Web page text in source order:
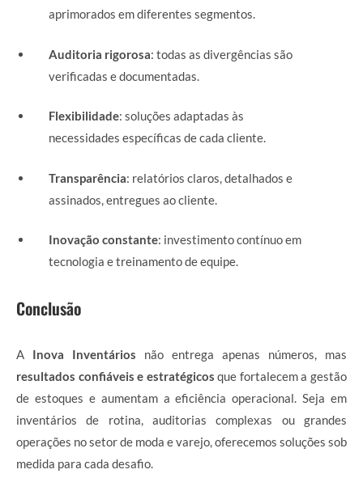
aprimorados em diferentes segmentos.
Auditoria rigorosa: todas as divergências são
verificadas e documentadas.
Flexibilidade: soluções adaptadas às
necessidades específicas de cada cliente.
Transparência: relatórios claros, detalhados e
assinados, entregues ao cliente.
Inovação constante: investimento contínuo em
tecnologia e treinamento de equipe.
Conclusão
A Inova Inventários não entrega apenas números, mas
resultados confiáveis e estratégicos que fortalecem a gestão
de estoques e aumentam a eficiência operacional. Seja em
inventários de rotina, auditorias complexas ou grandes
operações no setor de moda e varejo, oferecemos soluções sob
medida para cada desafio.